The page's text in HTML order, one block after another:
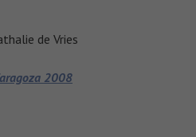
de Vries
2008